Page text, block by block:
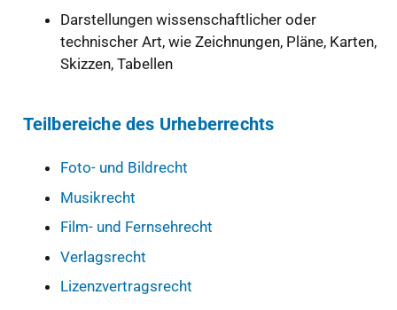
Darstellungen wissenschaftlicher oder
technischer Art, wie Zeichnungen, Pläne, Karten,
Skizzen, Tabellen
Teilbereiche des Urheberrechts
Foto- und Bildrecht
Musikrecht
Film- und Fernsehrecht
Verlagsrecht
Lizenzvertragsrecht